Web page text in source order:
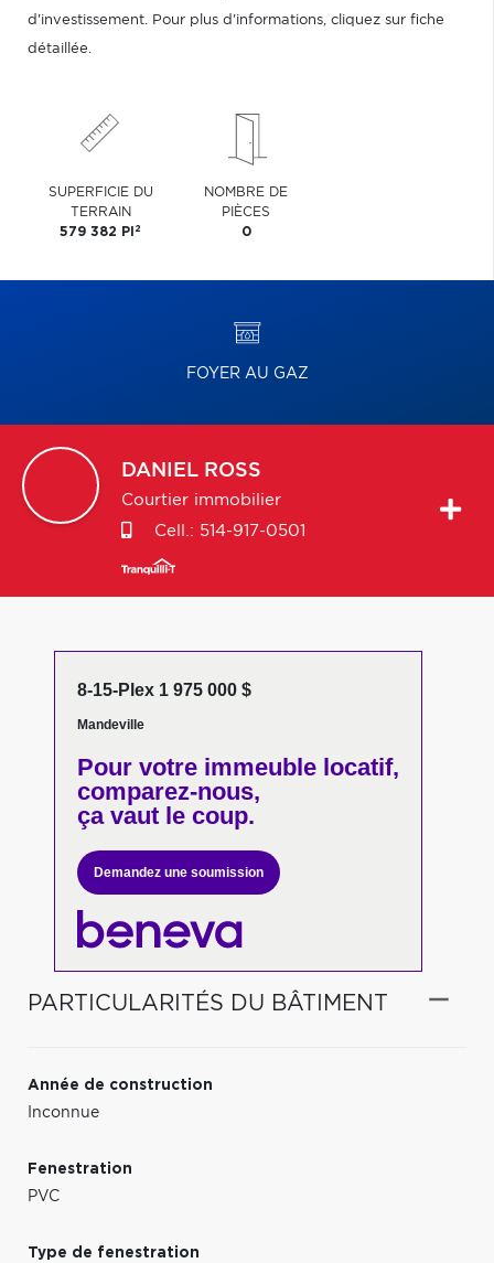
d'investissement. Pour plus d'informations, cliquez sur fiche
détaillée.
SUPERFICIE DU
TERRAIN
579 382 PI 2
NOMBRE DE
PIÈCES
0
FOYER AU GAZ
DANIEL ROSS
Courtier immobilier
Cell.: 514-917-0501
8-15-Plex 1 975 000 $
Mandeville
Pour votreimmeuble locatif,
comparez-nous,
ça vaut le coup.
Demandez une soumission
PARTICULARITÉS DU BÂTIMENT
Année de construction
Inconnue
Fenestration
PVC
Type de fenestration